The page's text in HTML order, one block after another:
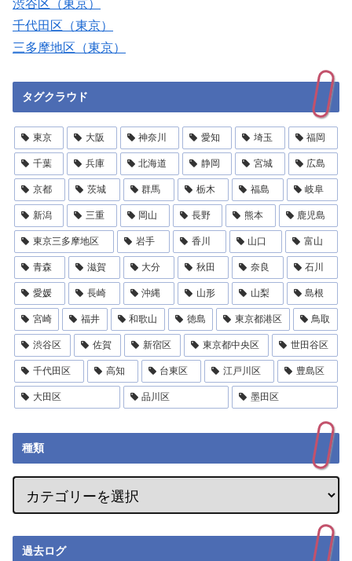
渋谷区（東京）
千代田区（東京）
三多摩地区（東京）
タグクラウド
東京 大阪 神奈川 愛知 埼玉 福岡
千葉 兵庫 北海道 静岡 宮城 広島
京都 茨城 群馬 栃木 福島 岐阜
新潟 三重 岡山 長野 熊本 鹿児島
東京三多摩地区 岩手 香川 山口 富山
青森 滋賀 大分 秋田 奈良 石川
愛媛 長崎 沖縄 山形 山梨 島根
宮崎 福井 和歌山 徳島 東京都港区 鳥取
渋谷区 佐賀 新宿区 東京都中央区 世田谷区
千代田区 高知 台東区 江戸川区 豊島区
大田区 品川区 墨田区
種類
過去ログ